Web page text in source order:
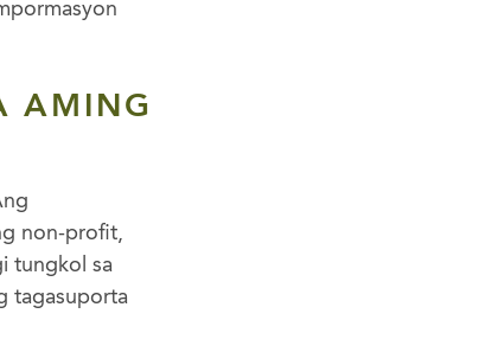
AMING
non-profit,
tungkol sa
tagasuporta